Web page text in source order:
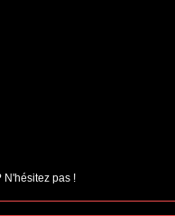
N'hésitez pas !